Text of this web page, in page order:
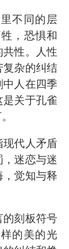
不同的层
，恐惧和
性。人性
杂的纠结
人在四季
关于孔雀
代人矛盾
迷恋与迷
觉知与释
的刻板符号
的美的光